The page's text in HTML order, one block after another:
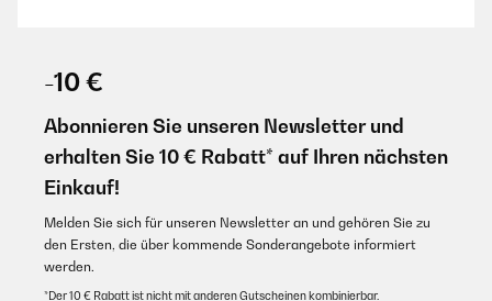
-10 €
Abonnieren Sie unseren Newsletter und
erhalten Sie 10 € Rabatt* auf Ihren nächsten
Einkauf!
Melden Sie sich für unseren Newsletter an und gehören Sie zu
den Ersten, die über kommende Sonderangebote informiert
werden.
*Der 10 € Rabatt ist nicht mit anderen Gutscheinen kombinierbar.